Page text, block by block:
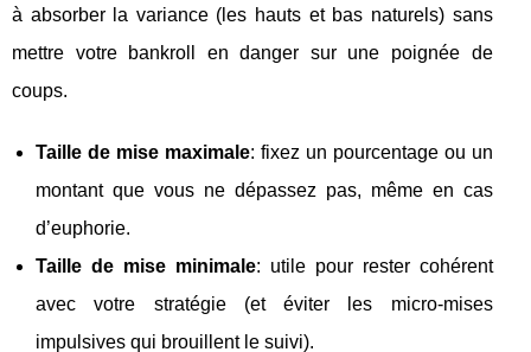
à absorber la variance (les hauts et bas naturels) sans
mettre votre bankroll en danger sur une poignée de
coups.
Taille de mise maximale: fixez un pourcentage ou un
montant que vous ne dépassez pas, même en cas
d’euphorie.
Taille de mise minimale: utile pour rester cohérent
avec votre stratégie (et éviter les micro-mises
impulsives qui brouillent le suivi).